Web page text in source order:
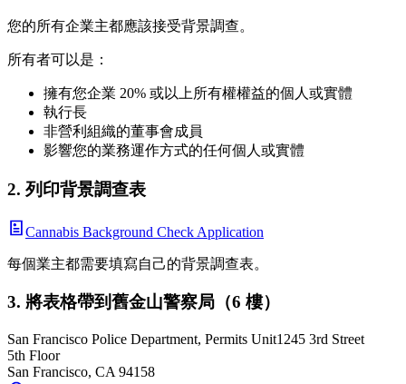
您的所有企業主都應該接受背景調查。
所有者可以是：
擁有您企業 20% 或以上所有權權益的個人或實體
執行長
非營利組織的董事會成員
影響您的業務運作方式的任何個人或實體
2. 列印背景調查表
Cannabis Background Check Application
每個業主都需要填寫自己的背景調查表。
3. 將表格帶到舊金山警察局（6 樓）
San Francisco Police Department, Permits Unit1245 3rd Street
5th Floor
San Francisco, CA 94158